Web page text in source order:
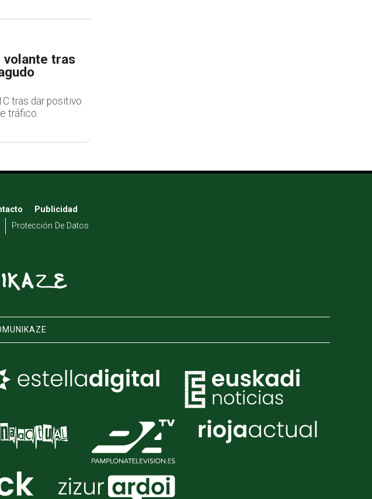
tras
tras dar positivo
tráfico.
Publicidad
Protección De Datos